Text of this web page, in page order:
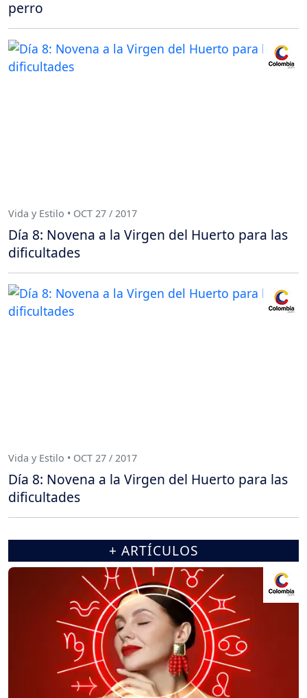
perro
Vida y Estilo • OCT 27 / 2017
Día 8: Novena a la Virgen del Huerto para las
dificultades
Vida y Estilo • OCT 27 / 2017
Día 8: Novena a la Virgen del Huerto para las
dificultades
+ ARTÍCULOS